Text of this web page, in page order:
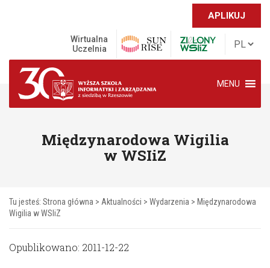
APLIKUJ
Wirtualna
Uczelnia
MENU
Międzynarodowa Wigilia
w WSIiZ
Tu jesteś: Strona główna > Aktualności > Wydarzenia > Międzynarodowa
Wigilia w WSIiZ
Opublikowano: 2011-12-22